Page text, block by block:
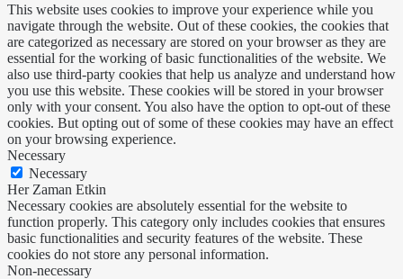
This website uses cookies to improve your experience while you
navigate through the website. Out of these cookies, the cookies that
are categorized as necessary are stored on your browser as they are
essential for the working of basic functionalities of the website. We
also use third-party cookies that help us analyze and understand how
you use this website. These cookies will be stored in your browser
only with your consent. You also have the option to opt-out of these
cookies. But opting out of some of these cookies may have an effect
on your browsing experience.
Necessary
Necessary
Her Zaman Etkin
Necessary cookies are absolutely essential for the website to
function properly. This category only includes cookies that ensures
basic functionalities and security features of the website. These
cookies do not store any personal information.
Non-necessary